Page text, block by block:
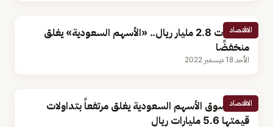
الاقتصاد
بتداولات 2.8 مليار ريال.. «الأسهم السعودية» يغلق
منخفضًا
الأحد 18 ديسمبر 2022
الاقتصاد
مؤشر سوق الأسهم السعودية يغلق مرتفعاً بتداولات
قيمتها 5.6 مليارات ريال